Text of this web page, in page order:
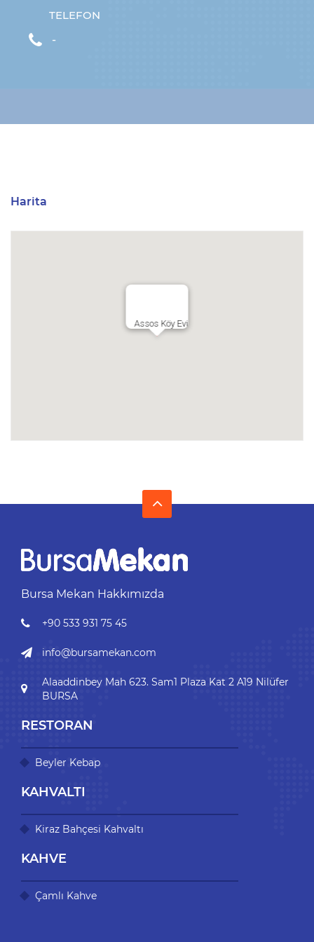
TELEFON
-
Harita
Assos Köy Evi
Bursa Mekan Hakkımızda
+90 533 931 75 45
info@bursamekan.com
Alaaddinbey Mah 623. Sam1 Plaza Kat 2 A19 Nilüfer
BURSA
RESTORAN
Beyler Kebap
KAHVALTI
Kiraz Bahçesi Kahvaltı
KAHVE
Çamlı Kahve